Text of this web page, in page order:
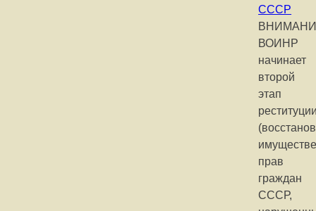
СССР
ВОИНР
начинает
второй
этап
прав
граждан
СССР,